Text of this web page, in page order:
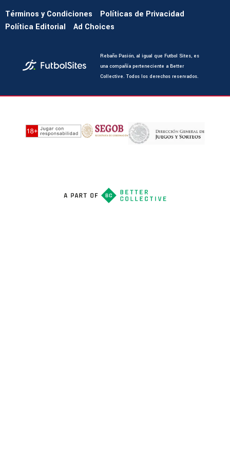
Términos y Condiciones
Políticas de Privacidad
Política Editorial
Ad Choices
Rebaño Pasión, al igual que Futbol Sites, es
una compañía perteneciente a Better
Collective. Todos los derechos reservados.